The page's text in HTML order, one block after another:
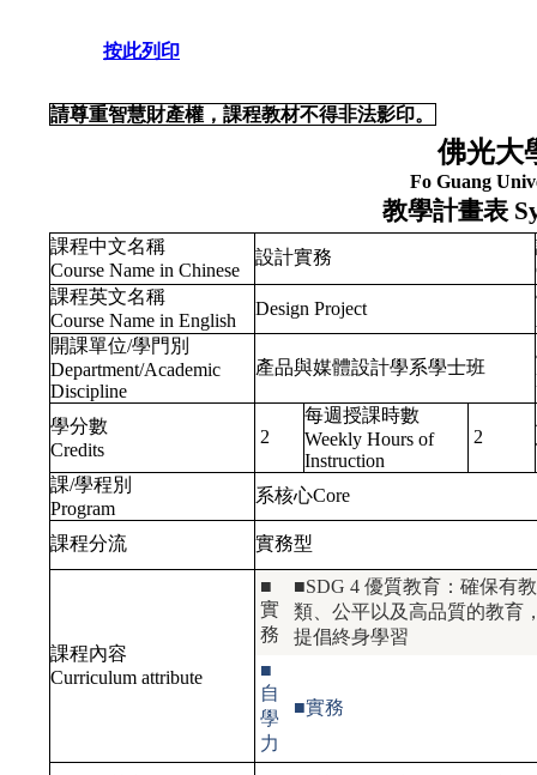
按此列印
請尊重智慧財產權，課程教材不得非法影印。
佛光大
Fo Guang
教學計畫表
課程中文名稱
Course Name in Chinese
設計實務
課程英文名稱
Course Name in English
Design Project
開課單位/學門別
Department/Academic
Discipline
產品與媒體設計學系學士班
學分數
Credits
2
每週授課時數
Weekly Hours of
Instruction
2
課/學程別
Program
系核心Core
課程分流 實務型
課程內容
Curriculum attribute
■
實
務
■SDG 4 優質教育：確保有
類、公平以及高品質的教育
提倡終身學習
■
自
學
力
■實務